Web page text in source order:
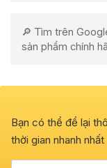
🔎 Tìm trên
sản phẩm chính
Bạn có thể để lại
thời gian nhanh nhất